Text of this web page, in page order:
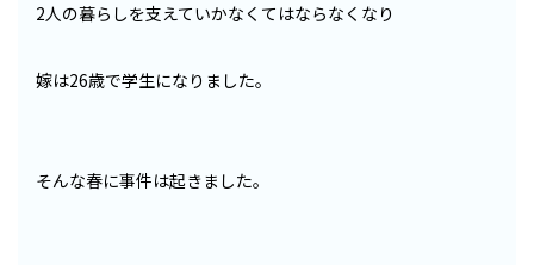
2人の暮らしを支えていかなくてはならなくなり
嫁は26歳で学生になりました。
そんな春に事件は起きました。